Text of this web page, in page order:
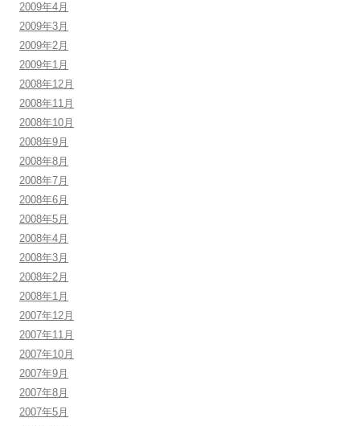
2009年4月
2009年3月
2009年2月
2009年1月
2008年12月
2008年11月
2008年10月
2008年9月
2008年8月
2008年7月
2008年6月
2008年5月
2008年4月
2008年3月
2008年2月
2008年1月
2007年12月
2007年11月
2007年10月
2007年9月
2007年8月
2007年5月